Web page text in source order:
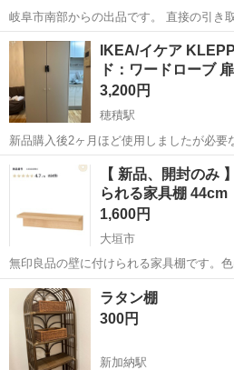
岐阜市南部からの出品です。 直接の引き
(Googleマップで20km圏内)であれば当方
※事前にコメントからお問合せください
す。 ナチュラルな合...
岐阜 岐阜市 柳津駅
IKEA/イケア
ド：ワードローブ
3,200円
穂積駅
新品購入後2ヶ月ほど使用しましたが必要
お譲りします。 後付けでロックを取り付けています。暗証番号は826
です。 高さ176cm 奥行き55cm 幅80cm 引っ越しのため最短で引き取
岐阜 瑞穂市 穂積駅 収納家具
【 新品、開封のみ
られる家具棚 44cm
1,600円
大垣市
無印良品の壁に付けられる家具棚です。
す。 こちらの商品は岐阜県内での手渡し限定となります。場所によっ
ては配送も承りますので事前にご連絡ください。 開封して "
無理やわ。付けられん。 " ...
岐阜 大垣市 収納家具
ラタン棚
300円
新加納駅